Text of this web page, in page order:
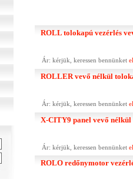
ROLL tolokapú vezérlés
Ár: kérjük, keressen bennünket
ROLLER vevő nélkül
Ár: kérjük, keressen bennünket
X-CITY9 panel vevő nélkül
Ár: kérjük, keressen bennünket
ROLO redőnymotor